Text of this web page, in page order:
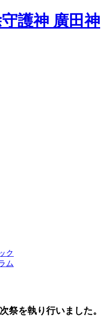
護神 廣田神
ク
ム
祭を執り行いました。